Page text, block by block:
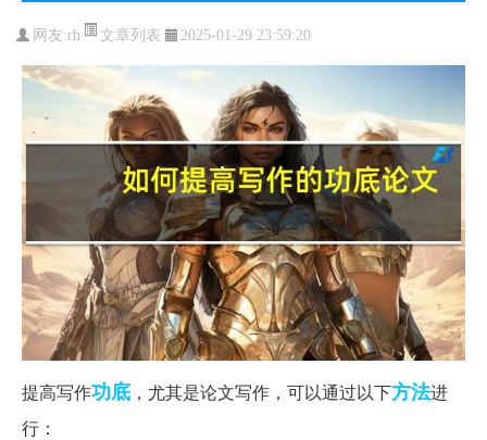
网友:rh 文章列表 2025-01-29 23:59:20
提高写作功底 ，尤其是论文写作，可以通过以下方法进
行：